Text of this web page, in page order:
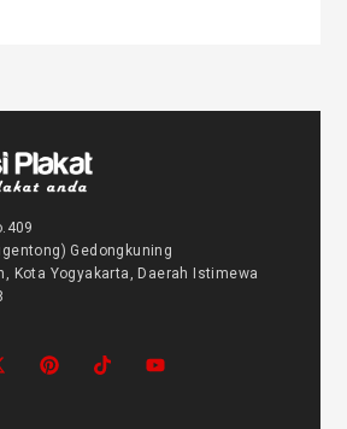
Gedongkuning
Kota Yogyakarta, Daerah Istimewa